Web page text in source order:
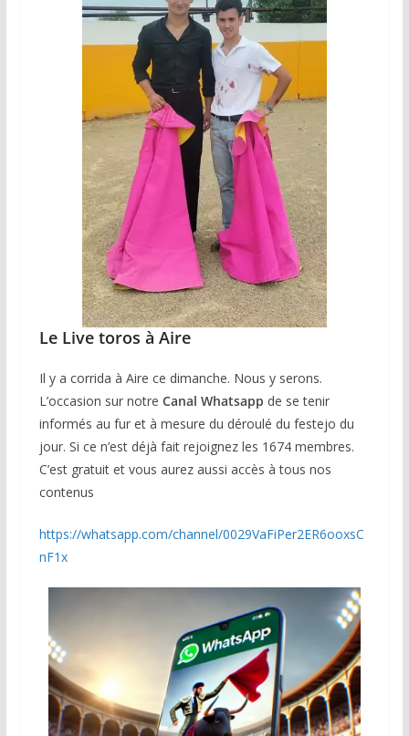
Le Live toros à Aire
Il y a corrida à Aire ce dimanche. Nous y serons.
L’occasion sur notre Canal Whatsapp de se tenir
informés au fur et à mesure du déroulé du festejo du
jour. Si ce n’est déjà fait rejoignez les 1674 membres.
C’est gratuit et vous aurez aussi accès à tous nos
contenus
https://whatsapp.com/channel/0029VaFiPer2ER6ooxsC
nF1x